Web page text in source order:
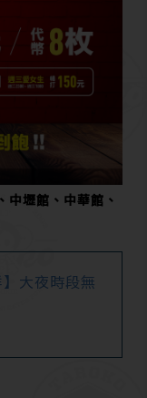
中壢館、中華館、
大夜時段無